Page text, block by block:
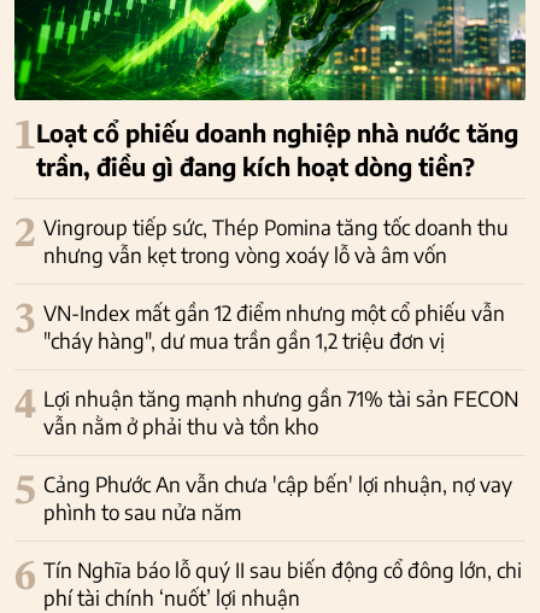
1Loạt cổ phiếu doanh nghiệp nhà nước tăng
trần, điều gì đang kích hoạt dòng tiền?
2 Vingroup tiếp sức, Thép Pomina tăng tốc doanh thu
nhưng vẫn kẹt trong vòng xoáy lỗ và âm vốn
3 VN-Index mất gần 12 điểm nhưng một cổ phiếu vẫn
"cháy hàng", dư mua trần gần 1,2 triệu đơn vị
4 Lợi nhuận tăng mạnh nhưng gần 71% tài sản FECON
vẫn nằm ở phải thu và tồn kho
5 Cảng Phước An vẫn chưa 'cập bến' lợi nhuận, nợ vay
phình to sau nửa năm
6 Tín Nghĩa báo lỗ quý II sau biến động cổ đông lớn, chi
phí tài chính ‘nuốt’ lợi nhuận